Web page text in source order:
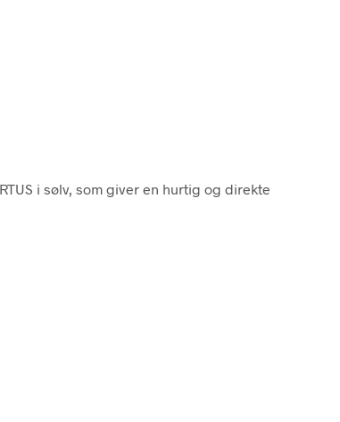
i sølv, som giver en hurtig og direkte